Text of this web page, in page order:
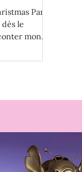
Party
le
mon